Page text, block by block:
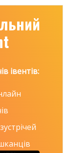
івентів: